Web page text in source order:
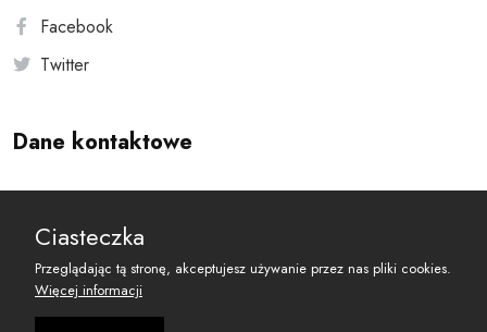
Facebook
Twitter
Dane kontaktowe
reset@resetobywatelski.pl
Ciasteczka
Przeglądając tą stronę, akceptujesz używanie przez nas pliki cookies.
Więcej informacji